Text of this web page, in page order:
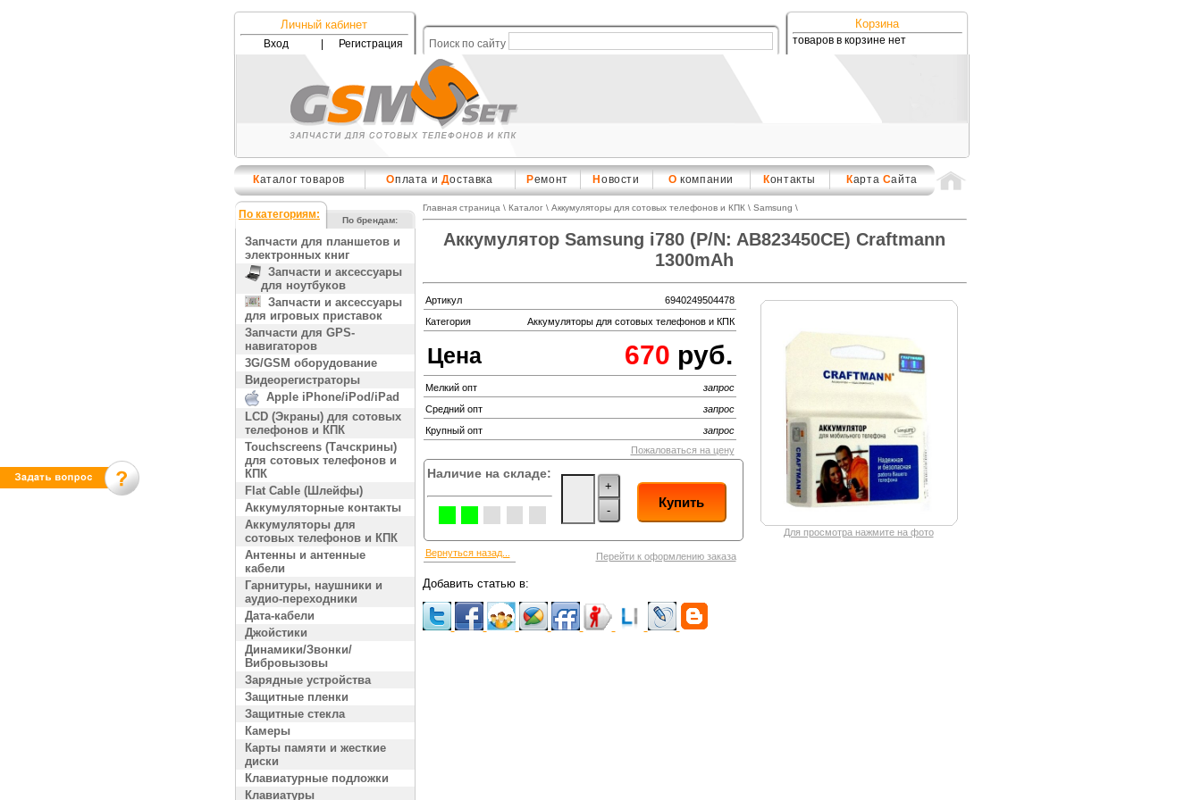
Личный кабинет
Вход Регистрация Поиск по сайту
Корзина
товаров в корзине нет
Каталог товаров Оплата и Доставка Ремонт Н овости О компании Контакты Карта Сайта
По категориям: По брендам:
Запчасти для планшетов и
электронных книг
Запчасти и аксессуары
для ноутбуков
Запчасти и аксессуары
для игровых приставок
Запчасти для GPS-
навигаторов
3G/GSM оборудование
Видеорегистраторы
Apple iPhone/iPod/iPad
LCD (Экраны) для сотовых
телефонов и КПК
Touchscreens (Тачскрины)
для сотовых телефонов и
КПК
Flat Cable (Шлейфы)
Аккумуляторные контакты
Аккумуляторы для
сотовых телефонов и КПК
Антенны и антенные
кабели
Гарнитуры, наушники и
аудио-переходники
Дата-кабели
Джойстики
Динамики/Звонки/
Вибровызовы
Зарядные устройства
Защитные пленки
Защитные стекла
Камеры
Карты памяти и жесткие
диски
Клавиатурные подложки
Клавиатуры
Главная страница \ Каталог\ Аккумуляторы для сотовых телефонов и КПК\ Samsung \
Аккумулятор Samsung i780 (P/N: AB823450CE) Craftmann
1300mAh
Артикул
6940249504478
Категория
Аккумуляторы для сотовых телефонов и КПК
Цена 670 руб.
Мелкий опт
запрос
Средний опт
запрос
Крупный опт
запрос
Пожаловаться на цену
Наличие на складе:
+
-
Купить
Вернуться назад... Перейти к оформлению заказа
Для просмотра нажмите на фото
Добавить статью в: